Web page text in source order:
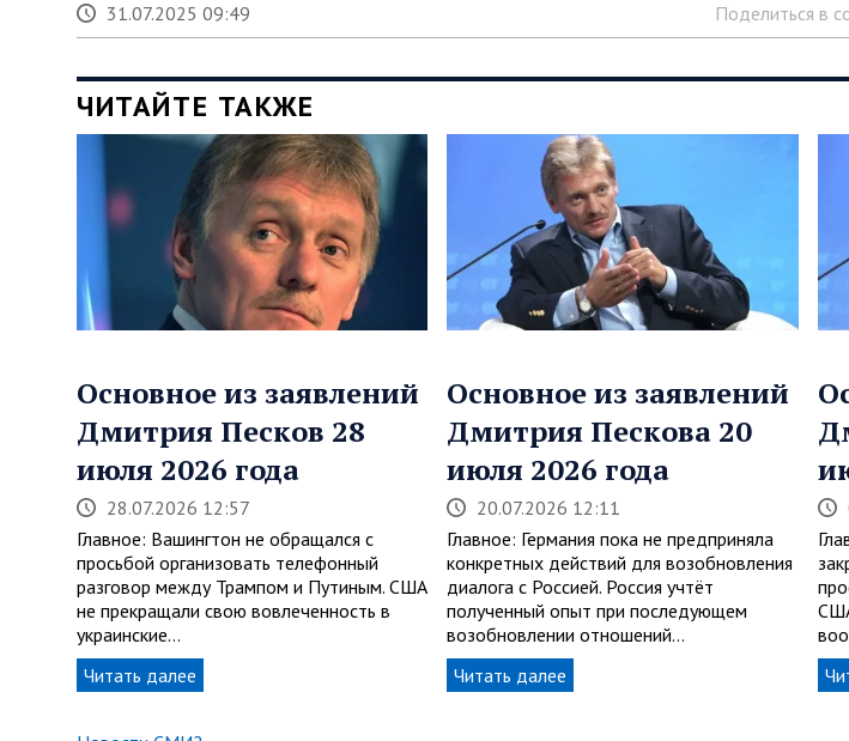
31.07.2025 09:49 Поделиться в
ЧИТАЙТЕ ТАКЖЕ
Основное из заявлений
Дмитрия Песков 28
июля 2026 года
28.07.2026 12:57
Главное: Вашингтон не обращался с
просьбой организовать телефонный
разговор между Трампом и Путиным. США
не прекращали свою вовлеченность в
украинские…
Читать далее
Основное из заявлений
Дмитрия Пескова 20
июля 2026 года
20.07.2026 12:11
Главное: Германия пока не предприняла
конкретных действий для возобновления
диалога с Россией. Россия учтёт
полученный опыт при последующем
возобновлении отношений…
Читать далее